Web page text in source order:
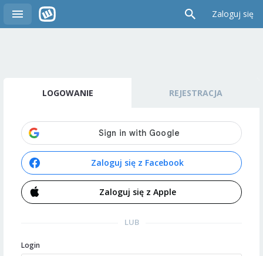
Zaloguj się
LOGOWANIE REJESTRACJA
Zaloguj się z Facebook
Zaloguj się z Apple
LUB
Login